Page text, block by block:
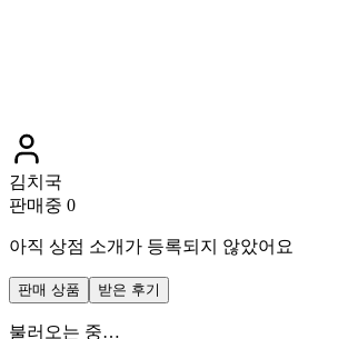
김치국
판매중 0
아직 상점 소개가 등록되지 않았어요
판매 상품 받은 후기
불러오는 중…